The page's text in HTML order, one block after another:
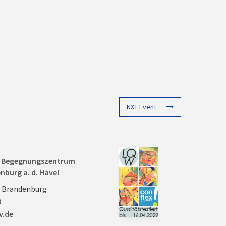
NXT Event
a. d. Havel